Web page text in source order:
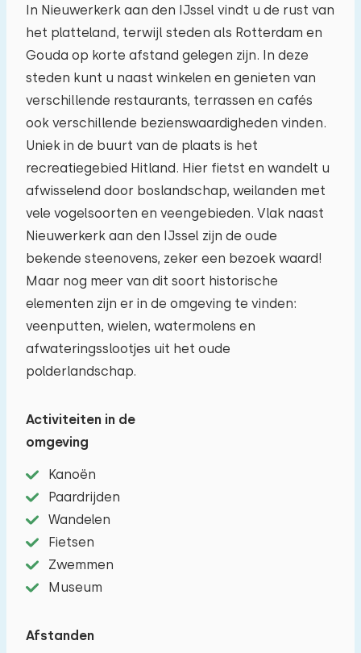
Reisgezelschap
Het maximum aantal personen toegestaan in
woningen op dit vakantiepark is 6.
baby's meenemen (2).
In Nieuwerkerk aan den IJssel vindt u de rust van
het platteland, terwijl steden als Rotterdam en
Gouda op korte afstand gelegen zijn. In deze
steden kunt u naast winkelen en genieten van
verschillende restaurants, terrassen en cafés
ook verschillende bezienswaardigheden vinden.
Uniek in de buurt van de plaats is het
recreatiegebied Hitland. Hier fietst en wandelt u
afwisselend door boslandschap, weilanden met
vele vogelsoorten en veengebieden. Vlak naast
Nieuwerkerk aan den IJssel zijn de oude
bekende steenovens, zeker een bezoek waard!
Maar nog meer van dit soort historische
elementen zijn er in de omgeving te vinden:
veenputten, wielen, watermolens en
afwateringsslootjes uit het oude
polderlandschap.
Activiteiten in de
omgeving
Kanoën
Paardrijden
Wandelen
Fietsen
Zwemmen
Museum
Afstanden